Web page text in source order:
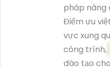
pháp nâng
Điểm ưu
vực xung
công trình,
đào tạo